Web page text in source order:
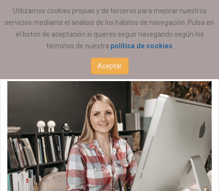
Utilizamos cookies propias y de terceros para mejorar nuestros
servicios mediante el análisis de los hábitos de navegación. Pulsa en
el botón de aceptación si quieres seguir navegando según los
términos de nuestra política de cookies
Aceptar
ESTÁ AQUÍ: EMPLEO OFERTAS DE EMPLEO
Educación Social